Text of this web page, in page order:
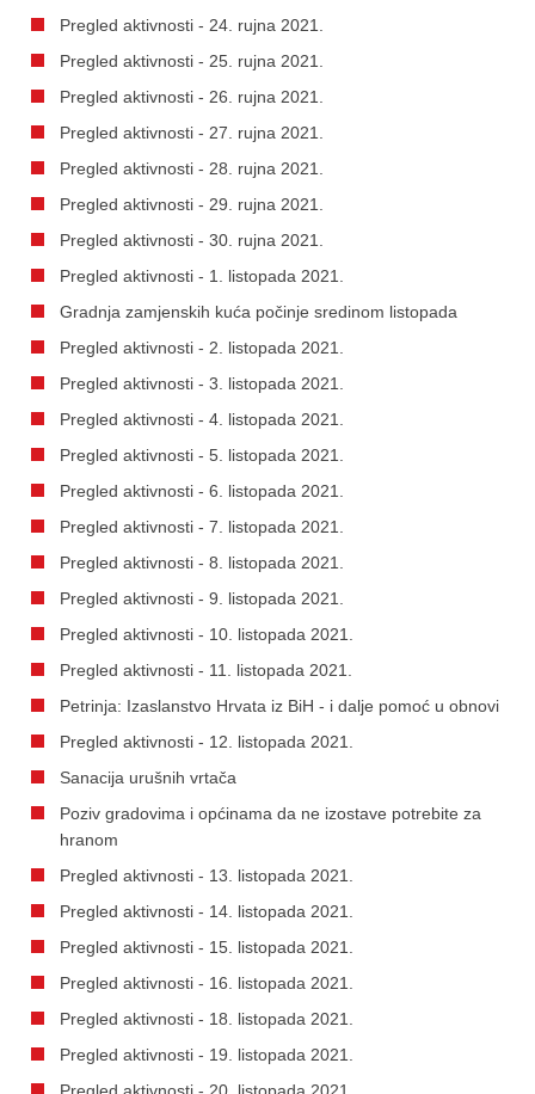
Pregled aktivnosti - 24. rujna 2021.
Pregled aktivnosti - 25. rujna 2021.
Pregled aktivnosti - 26. rujna 2021.
Pregled aktivnosti - 27. rujna 2021.
Pregled aktivnosti - 28. rujna 2021.
Pregled aktivnosti - 29. rujna 2021.
Pregled aktivnosti - 30. rujna 2021.
Pregled aktivnosti - 1. listopada 2021.
Gradnja zamjenskih kuća počinje sredinom listopada
Pregled aktivnosti - 2. listopada 2021.
Pregled aktivnosti - 3. listopada 2021.
Pregled aktivnosti - 4. listopada 2021.
Pregled aktivnosti - 5. listopada 2021.
Pregled aktivnosti - 6. listopada 2021.
Pregled aktivnosti - 7. listopada 2021.
Pregled aktivnosti - 8. listopada 2021.
Pregled aktivnosti - 9. listopada 2021.
Pregled aktivnosti - 10. listopada 2021.
Pregled aktivnosti - 11. listopada 2021.
Petrinja: Izaslanstvo Hrvata iz BiH - i dalje pomoć u obnovi
Pregled aktivnosti - 12. listopada 2021.
Sanacija urušnih vrtača
Poziv gradovima i općinama da ne izostave potrebite za
hranom
Pregled aktivnosti - 13. listopada 2021.
Pregled aktivnosti - 14. listopada 2021.
Pregled aktivnosti - 15. listopada 2021.
Pregled aktivnosti - 16. listopada 2021.
Pregled aktivnosti - 18. listopada 2021.
Pregled aktivnosti - 19. listopada 2021.
Pregled aktivnosti - 20. listopada 2021.